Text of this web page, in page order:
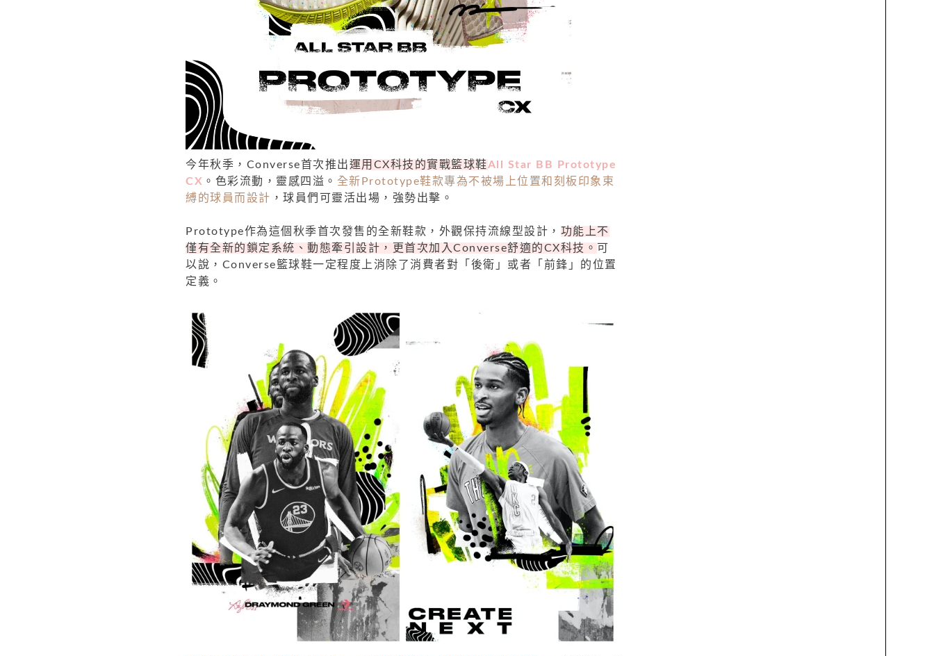
今年秋季，Converse首次推出運用CX科技的實戰籃球鞋All Star BB Prototype
CX 。色彩流動，靈感四溢。 全新Prototype鞋款專為不被場上位置和刻板印象束
縛的球員而設計 ，球員們可靈活出場，強勢出擊。
Prototype作為這個秋季首次發售的全新鞋款，外觀保持流線型設計， 功能上不
僅有全新的鎖定系統、動態牽引設計，更首次加入Converse舒適的CX科技。 可
以說，Converse籃球鞋一定程度上消除了消費者對「後衛」或者「前鋒」的位置
定義。